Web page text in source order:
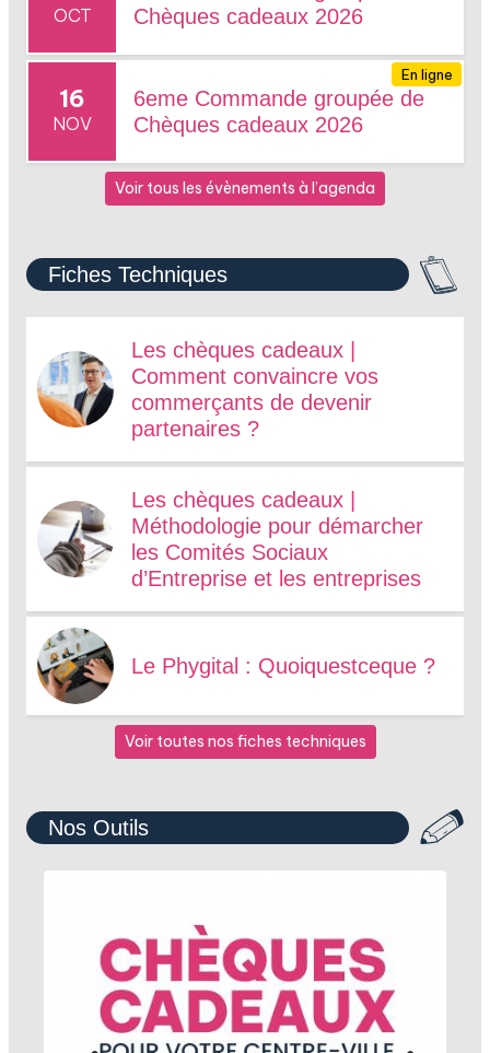
OCT
Chèques cadeaux 2026
16
NOV
6eme Commande groupée de
Chèques cadeaux 2026
En ligne
Voir tous les évènements à l’agenda
Fiches Techniques
Les chèques cadeaux |
Comment convaincre vos
commerçants de devenir
partenaires ?
Les chèques cadeaux |
Méthodologie pour démarcher
les Comités Sociaux
d’Entreprise et les entreprises
Le Phygital : Quoiquestceque ?
Voir toutes nos fiches techniques
Nos Outils